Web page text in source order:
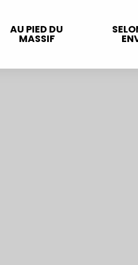
AU PIED DU
MASSIF